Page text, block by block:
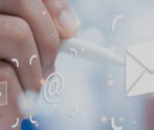
Find a doctor